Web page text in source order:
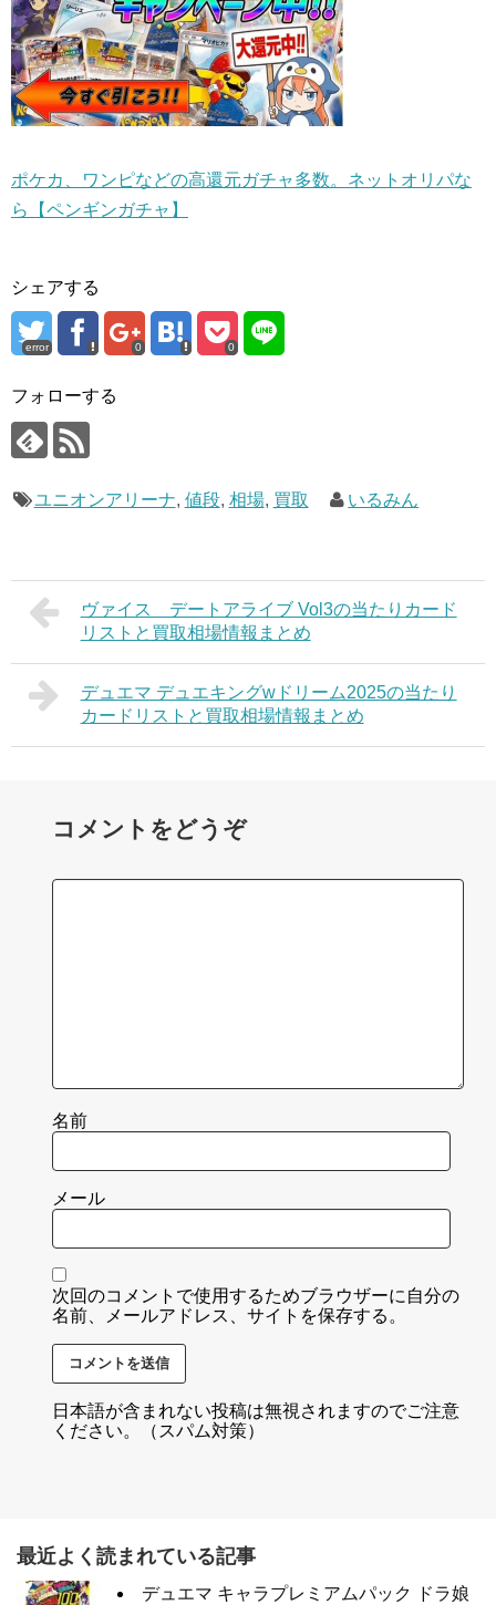
ポケカ、ワンピなどの高還元ガチャ多数。ネットオリパな
ら【ペンギンガチャ】
シェアする
error 0 0
フォローする
ユニオンアリーナ, 値段, 相場, 買取 いるみん
ヴァイス デートアライブ Vol3の当たりカード
リストと買取相場情報まとめ
デュエマ デュエキングwドリーム2025の当たり
カードリストと買取相場情報まとめ
コメントをどうぞ
名前
メール
次回のコメントで使用するためブラウザーに自分の
名前、メールアドレス、サイトを保存する。
日本語が含まれない投稿は無視されますのでご注意
ください。（スパム対策）
最近よく読まれている記事
デュエマ キャラプレミアムパック ドラ娘